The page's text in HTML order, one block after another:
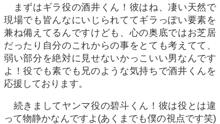
まずはギラ役の酒井くん！彼はね、凄い天然で
現場でも皆んなにいじられててギラっぽい要素を
兼ね備えてるんですけども、心の奥底ではお芝居
だったり自分のこれからの事をとても考えてて、
弱い部分を絶対に見せないかっこいい男なんです
よ！役でも素でも兄のような気持ちで酒井くんを
応援しております。
続きましてヤンマ役の碧斗くん！彼は役とは違
って物静かなんですよ(あくまでも僕の視点です笑)